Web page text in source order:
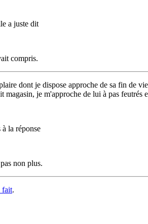
a juste dit
compris.
dont je dispose approche de sa fin de
je m'approche de lui à pas feutrés
la réponse
non plus.
fait.